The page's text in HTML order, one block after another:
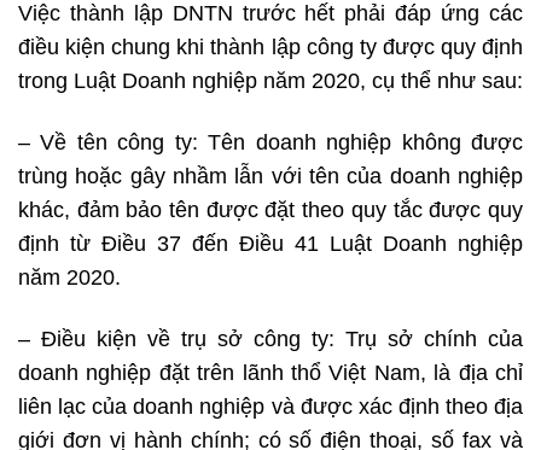
Việc thành lập DNTN trước hết phải đáp ứng các
điều kiện chung khi thành lập công ty được quy định
trong Luật Doanh nghiệp năm 2020, cụ thể như sau:
– Về tên công ty: Tên doanh nghiệp không được
trùng hoặc gây nhầm lẫn với tên của doanh nghiệp
khác, đảm bảo tên được đặt theo quy tắc được quy
định từ Điều 37 đến Điều 41 Luật Doanh nghiệp
năm 2020.
– Điều kiện về trụ sở công ty: Trụ sở chính của
doanh nghiệp đặt trên lãnh thổ Việt Nam, là địa chỉ
liên lạc của doanh nghiệp và được xác định theo địa
giới đơn vị hành chính; có số điện thoại, số fax và